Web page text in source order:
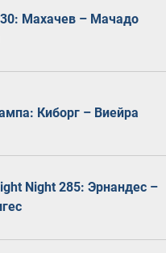
Махачев – Мачадо
Киборг – Виейра
Night 285: Эрнандес –